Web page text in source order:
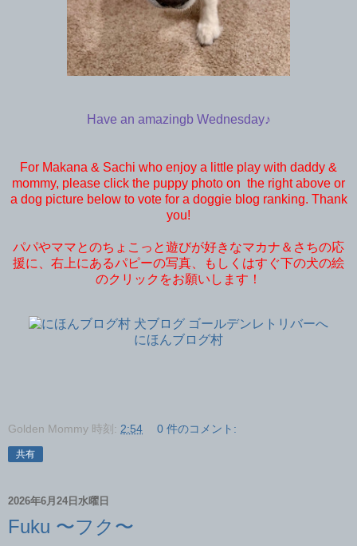
Have an amazingb Wednesday♪
For Makana & Sachi who enjoy a little play with daddy &
mommy, please click the puppy photo on the right above or
a dog picture below to vote for a doggie blog ranking. Thank
you!
パパやママとのちょこっと遊びが好きなマカナ＆さちの応
援に、右上にあるパピーの写真、もしくはすぐ下の犬の絵
のクリックをお願いします！
にほんブログ村
Golden Mommy 時刻: 2:54 0 件のコメント:
共有
2026年6月24日水曜日
Fuku 〜フク〜